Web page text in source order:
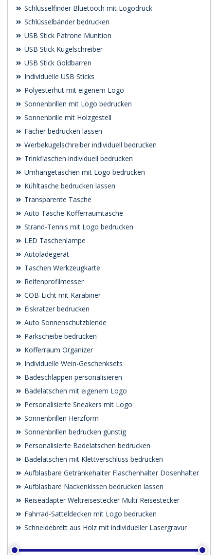
Schlüsselfinder Bluetooth mit Logodruck
Schlüsselbänder bedrucken
USB Stick Patrone Munition
USB Stick Kugelschreiber
USB Stick Goldbarren
Individuelle USB Sticks
Polyesterhut mit eigenem Logo
Sonnenbrillen mit Logo bedrucken
Sonnenbrille mit Holzgestell
Fächer bedrucken lassen
Werbekugelschreiber individuell bedrucken
Trinkflaschen individuell bedrucken
Umhängetaschen mit Logo bedrucken
Kühltasche bedrucken lassen
Transparente Tasche
Auto Tasche Kofferraumtasche
Strand-Tennis mit Logo bedrucken
LED Taschenlampe
Autoladegerät
Taschen Werkzeugkarte
Reifenprofilmesser
COB-Licht mit Karabiner
Eiskratzer bedrucken
Auto Sonnenschutzblende
Parkscheibe bedrucken
Kofferraum Organizer
Individuelle Wein-Geschenksets
Badeschlappen personalisieren
Badelatschen mit eigenem Logo
Personalisierte Sneakers mit Logo
Sonnenbrillen Herzform
Sonnenbrillen bedrucken günstig
Personalisierte Badelatschen bedrucken
Badelatschen mit Klettverschluss bedrucken
Aufblasbare Getränkehalter Flaschenhalter Dosenhalter
Aufblasbare Nackenkissen bedrucken lassen
Reiseadapter Weltreisestecker Multi-Reisestecker
Fahrrad-Satteldecken mit Logo bedrucken
Schneidebrett aus Holz mit individueller Lasergravur